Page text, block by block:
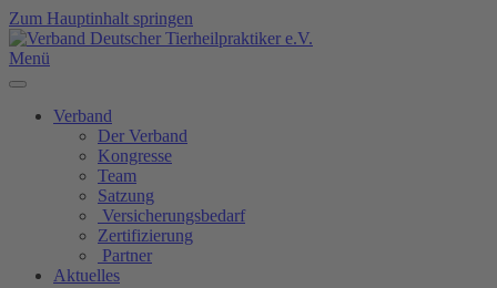
Zum Hauptinhalt springen
Menü
Verband
Der Verband
Kongresse
Team
Satzung
Versicherungsbedarf
Zertifizierung
Partner
Aktuelles